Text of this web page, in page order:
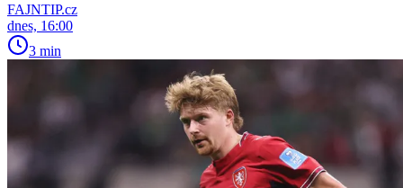
FAJNTIP.cz
dnes, 16:00
3 min